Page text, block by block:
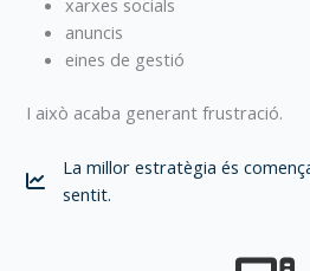
xarxes socials
anuncis
eines de gestió
I això acaba generant frustració.
La millor estratègia és
sentit.